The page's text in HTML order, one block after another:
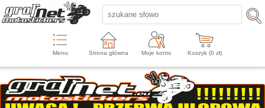
Menu Strona główna Moje konto Koszyk (0 zł)